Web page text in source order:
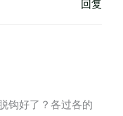
回复
钩好了？各过各的